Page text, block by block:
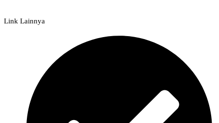
Link Lainnya